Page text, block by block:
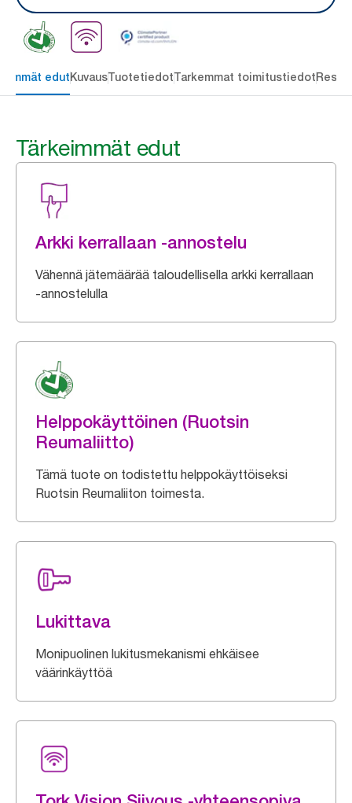
edutKuvausTuotetiedotTarkemmat toimitustiedot
Tärkeimmät edut
Arkki kerrallaan -annostelu
Vähennä jätemäärää taloudellisella arkki kerrallaan
-annostelulla
Helppokäyttöinen (Ruotsin
Reumaliitto)
Tämä tuote on todistettu helppokäyttöiseksi
Ruotsin Reumaliiton toimesta.
Lukittava
Monipuolinen lukitusmekanismi ehkäisee
väärinkäyttöä